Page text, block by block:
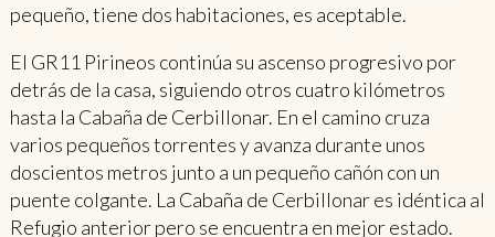
pequeño, tiene dos habitaciones, es aceptable.
El GR11 Pirineos continúa su ascenso progresivo por
detrás de la casa, siguiendo otros cuatro kilómetros
hasta la Cabaña de Cerbillonar. En el camino cruza
varios pequeños torrentes y avanza durante unos
doscientos metros junto a un pequeño cañón con un
puente colgante. La Cabaña de Cerbillonar es idéntica al
Refugio anterior pero se encuentra en mejor estado.